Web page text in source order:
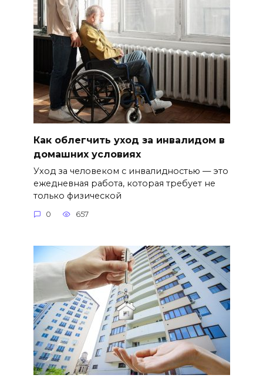
Как облегчить уход за инвалидом в
домашних условиях
Уход за человеком с инвалидностью — это
ежедневная работа, которая требует не
только физической
0 657